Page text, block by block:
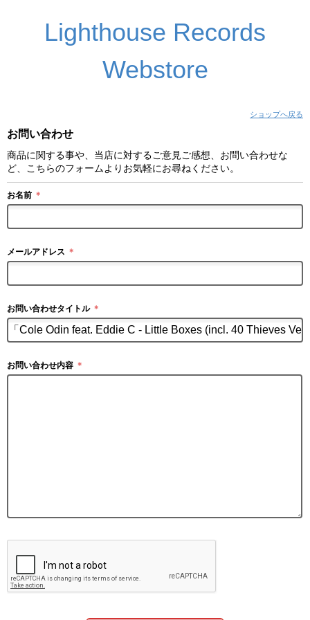
Lighthouse Records
Webstore
ショップへ戻る
お問い合わせ
商品に関する事や、当店に対するご意見ご感想、お問い合わせな
ど、こちらのフォームよりお気軽にお尋ねください。
お名前 ＊
メールアドレス ＊
お問い合わせタイトル ＊
お問い合わせ内容 ＊